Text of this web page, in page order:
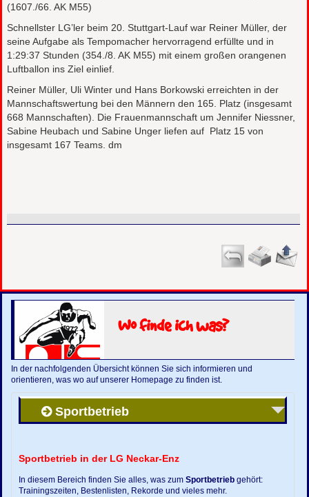
(1607./66. AK M55)
Schnellster LG’ler beim 20. Stuttgart-Lauf war Reiner Müller, der
seine Aufgabe als Tempomacher hervorragend erfüllte und in
1:29:37 Stunden (354./8. AK M55) mit einem großen orangenen
Luftballon ins Ziel einlief.
Reiner Müller, Uli Winter und Hans Borkowski erreichten in der
Mannschaftswertung bei den Männern den 165. Platz (insgesamt
668 Mannschaften). Die Frauenmannschaft um Jennifer Niessner,
Sabine Heubach und Sabine Unger liefen auf Platz 15 von
insgesamt 167 Teams. dm
Wo finde ich was?
In der nachfolgenden Übersicht können Sie sich informieren und
orientieren, was wo auf unserer Homepage zu finden ist.
Sportbetrieb
Sportbetrieb in der LG Neckar-Enz
In diesem Bereich finden Sie alles, was zumSportbetrieb gehört:
Trainingszeiten, Bestenlisten, Rekorde und vieles mehr.